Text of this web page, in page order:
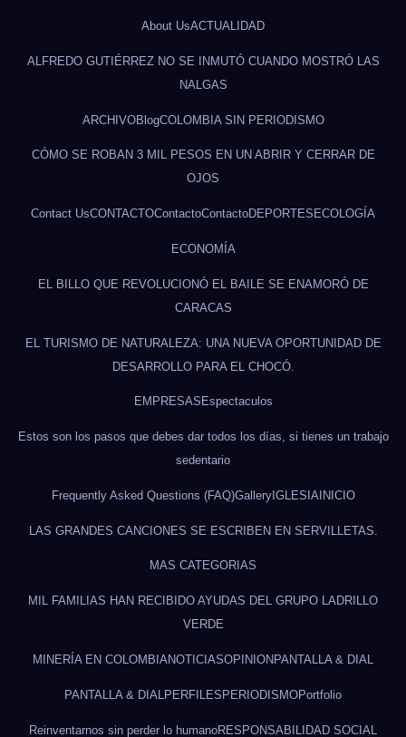
About UsACTUALIDAD
ALFREDO GUTIÉRREZ NO SE INMUTÓ CUANDO MOSTRÓ LAS
NALGAS
ARCHIVOBlogCOLOMBIA SIN PERIODISMO
CÓMO SE ROBAN 3 MIL PESOS EN UN ABRIR Y CERRAR DE
OJOS
Contact UsCONTACTOContactoContactoDEPORTES ECOLOGÍA
ECONOMÍA
EL BILLO QUE REVOLUCIONÓ EL BAILE SE ENAMORÓ DE
CARACAS
EL TURISMO DE NATURALEZA: UNA NUEVA OPORTUNIDAD DE
DESARROLLO PARA EL CHOCÓ.
EMPRESAS Espectaculos
Estos son los pasos que debes dar todos los días, si tienes un trabajo
sedentario
Frequently Asked Questions (FAQ)GalleryIGLESIA INICIO
LAS GRANDES CANCIONES SE ESCRIBEN EN SERVILLETAS.
MAS CATEGORIAS
MIL FAMILIAS HAN RECIBIDO AYUDAS DEL GRUPO LADRILLO
VERDE
MINERÍA EN COLOMBIA NOTICIASOPINION PANTALLA & DIAL
PANTALLA & DIAL PERFILES PERIODISMOPortfolio
Reinventarnos sin perder lo humanoRESPONSABILIDAD SOCIAL